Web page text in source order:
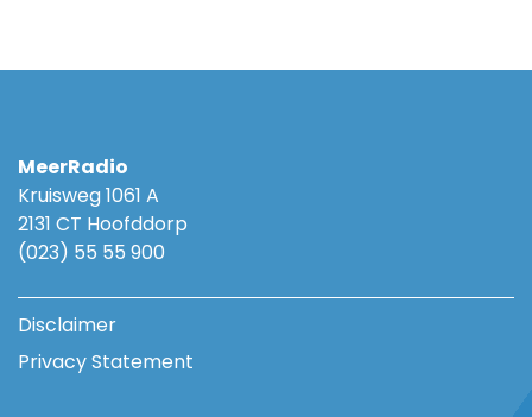
MeerRadio
Kruisweg 1061 A
2131 CT Hoofddorp
(023) 55 55 900
Disclaimer
Privacy Statement